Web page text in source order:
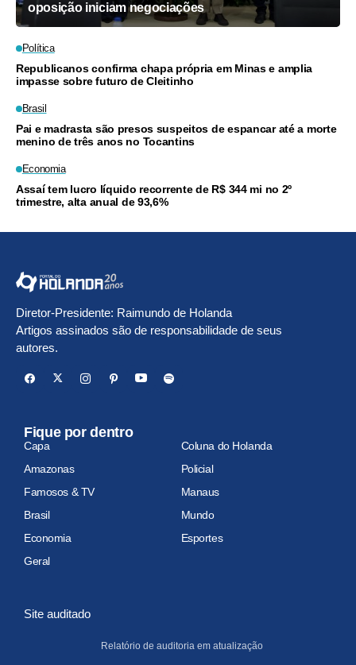
oposição iniciam negociações
Política
Republicanos confirma chapa própria em Minas e amplia
impasse sobre futuro de Cleitinho
Brasil
Pai e madrasta são presos suspeitos de espancar até a morte
menino de três anos no Tocantins
Economia
Assaí tem lucro líquido recorrente de R$ 344 mi no 2º
trimestre, alta anual de 93,6%
Diretor-Presidente: Raimundo de Holanda
Artigos assinados são de responsabilidade de seus
autores.
Fique por dentro
Capa
Coluna do Holanda
Amazonas
Policial
Famosos & TV
Manaus
Brasil
Mundo
Economia
Esportes
Geral
Site auditado
Relatório de auditoria em atualização